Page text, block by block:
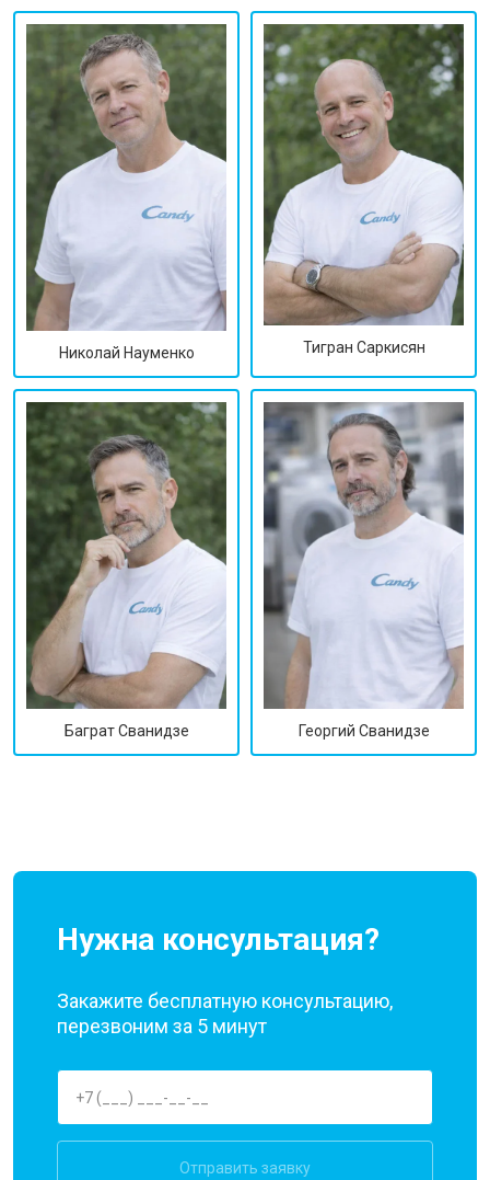
Николай Науменко Тигран Саркисян
Баграт Сванидзе Георгий Сванидзе
Нужна консультация?
Закажите бесплатную консультацию,
перезвоним за 5 минут
Отправить заявку